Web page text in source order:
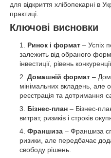
для відкриття хлібопекарні в
практиці.
Ключові висновки
Ринок і формат – Успіх
залежить від обраного
інвестиції, рівень
Домашній формат –
мінімальних вкладень, але
реєстрація та дотримання
Бізнес-план – Бізнес-
витрат, ризиків і строків
Франшиза – Франшиза
ризики, але передбачає
свободу рішень.